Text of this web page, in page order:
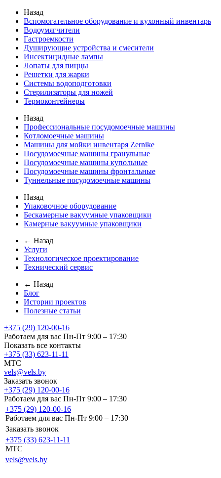
Назад
Вспомогательное оборудование и кухонный инвентарь
Водоумягчители
Гастроемкости
Душирующие устройства и смесители
Инсектицидные лампы
Лопаты для пиццы
Решетки для жарки
Системы водоподготовки
Стерилизаторы для ножей
Термоконтейнеры
Назад
Профессиональные посудомоечные машины
Котломоечные машины
Машины для мойки инвентаря Zernike
Посудомоечные машины гранульные
Посудомоечные машины купольные
Посудомоечные машины фронтальные
Туннельные посудомоечные машины
Назад
Упаковочное оборудование
Бескамерные вакуумные упаковщики
Камерные вакуумные упаковщики
← Назад
Услуги
Технологическое проектирование
Технический сервис
← Назад
Блог
Истории проектов
Полезные статьи
+375 (29) 120-00-16
Работаем для вас Пн-Пт 9:00 – 17:30
Показать все контакты
+375 (33) 623-11-11
MTC
vels@vels.by
Заказать звонок
+375 (29) 120-00-16
Работаем для вас Пн-Пт 9:00 – 17:30
+375 (29) 120-00-16
Работаем для вас Пн-Пт 9:00 – 17:30
Заказать звонок
+375 (33) 623-11-11
MTC
vels@vels.by